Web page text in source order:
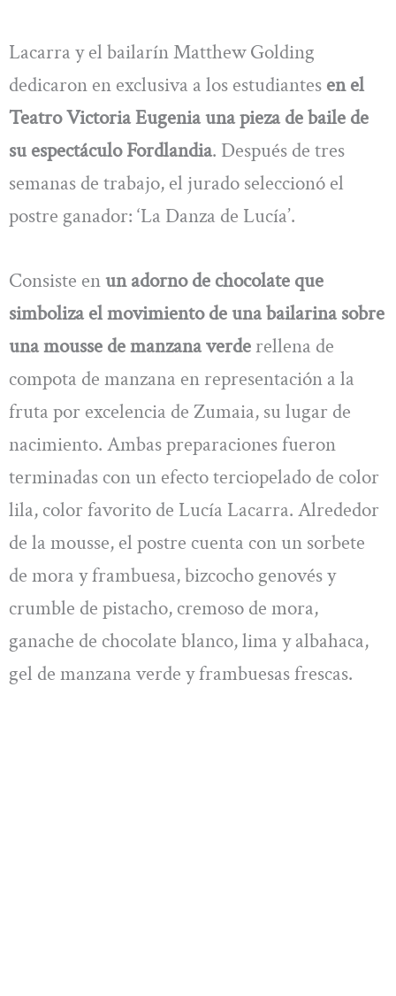
Lacarra y el bailarín Matthew Golding
dedicaron en exclusiva a los estudiantes en el
Teatro Victoria Eugenia una pieza de baile de
su espectáculo Fordlandia. Después de tres
semanas de trabajo, el jurado seleccionó el
postre ganador: ‘La Danza de Lucía’.
Consiste enun adorno de chocolate que
simboliza el movimiento de una bailarina sobre
una mousse de manzana verderellena de
compota de manzana en representación a la
fruta por excelencia de Zumaia, su lugar de
nacimiento. Ambas preparaciones fueron
terminadas con un efecto terciopelado de color
lila, color favorito de Lucía Lacarra. Alrededor
de la mousse, el postre cuenta con un sorbete
de mora y frambuesa, bizcocho genovés y
crumble de pistacho, cremoso de mora,
ganache de chocolate blanco, lima y albahaca,
gel de manzana verde y frambuesas frescas.